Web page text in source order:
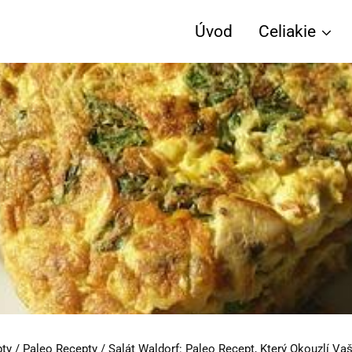
Úvod Celiakie
/ Paleo Recepty / Salát Waldorf: Paleo Recept, Který Okouzlí